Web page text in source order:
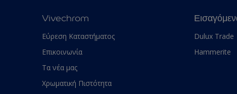
Vivechrom
Εύρεση Καταστήματος
Επικοινωνία
Τα νέα μας
Χρωματική Πιστότητα
Dulux Trade
Hammerite